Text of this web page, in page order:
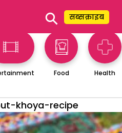
⚲ सब्सक्राइब
Food Health
khoya-recipe